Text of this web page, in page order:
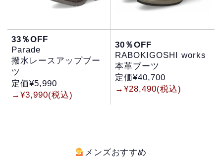
33％OFF
Parade
撥水レースアップブー
ツ
定価¥5,990
→¥3,990(税込)
30％OFF
RABOKIGOSHI works
本革ブーツ
定価¥40,700
→¥28,490(税込)
メンズおすすめ